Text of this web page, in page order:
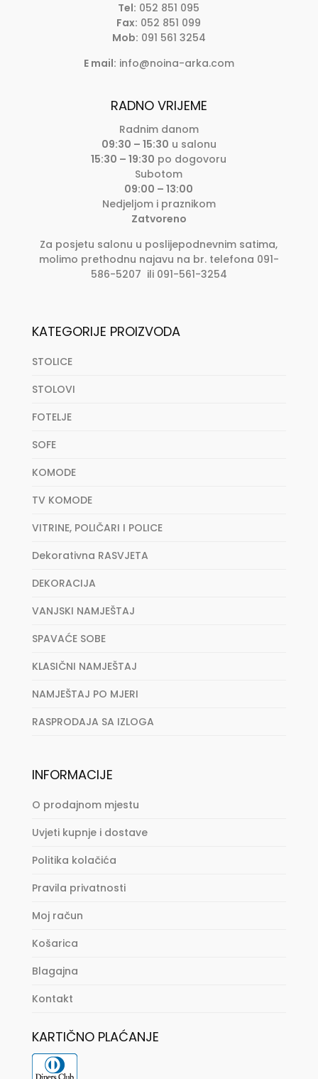
Tel: 052 851 095
Fax: 052 851 099
Mob: 091 561 3254
E mail: info@noina-arka.com
RADNO VRIJEME
Radnim danom
09:30 – 15:30 u salonu
15:30 – 19:30 po dogovoru
Subotom
09:00 – 13:00
Nedjeljom i praznikom
Zatvoreno
Za posjetu salonu u poslijepodnevnim satima,
molimo prethodnu najavu na br. telefona 091-
586-5207 ili 091-561-3254
KATEGORIJE PROIZVODA
STOLICE
STOLOVI
FOTELJE
SOFE
KOMODE
TV KOMODE
VITRINE, POLIČARI I POLICE
Dekorativna RASVJETA
DEKORACIJA
VANJSKI NAMJEŠTAJ
SPAVAĆE SOBE
KLASIČNI NAMJEŠTAJ
NAMJEŠTAJ PO MJERI
RASPRODAJA SA IZLOGA
INFORMACIJE
O prodajnom mjestu
Uvjeti kupnje i dostave
Politika kolačića
Pravila privatnosti
Moj račun
Košarica
Blagajna
Kontakt
KARTIČNO PLAĆANJE